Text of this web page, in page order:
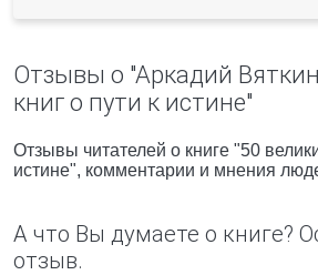
Отзывы о "Аркадий
книг о пути к истине"
Отзывы читателей о книге "50
истине", комментарии и мнения
А что Вы думаете о книге?
отзыв.